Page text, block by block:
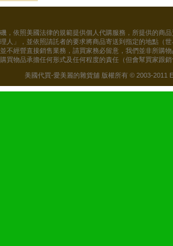
，依照美國法律的規範提供個人代購服務，所提供的商
人」，並依照請託者的要求將商品寄送到指定的地點（
不經營直接銷售業務，請買家務必留意，我們並非所購
買物品承擔任何形式及任何程度的責任（但會幫買家跟
美國代買-愛美麗的雜貨舖 版權所有 © 2003-2011